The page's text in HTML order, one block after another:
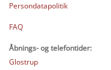
Persondatapolitik
FAQ
Åbnings- og telefontider:
Glostrup